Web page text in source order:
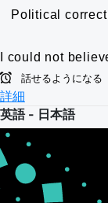
Political
I could not
話せるようになる
詳細
英語 - 日本語